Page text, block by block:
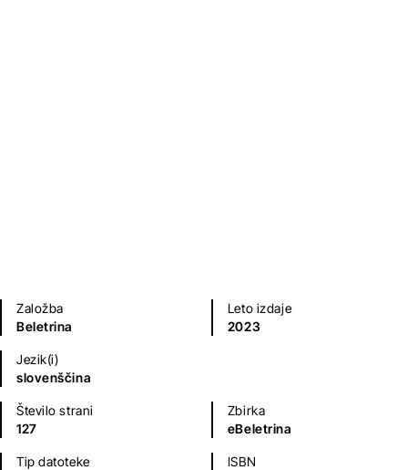
Založba
Beletrina
Leto izdaje
2023
Jezik(i)
slovenščina
Število strani
127
Zbirka
eBeletrina
Tip datoteke
ISBN